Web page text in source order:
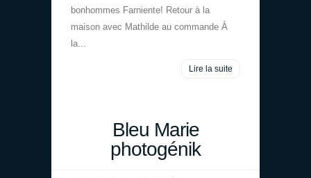
bonhommes Farniente! Retour à la
maison avec Mathilde au commande À
la...
Lire la suite
Bleu Marie
photogénik